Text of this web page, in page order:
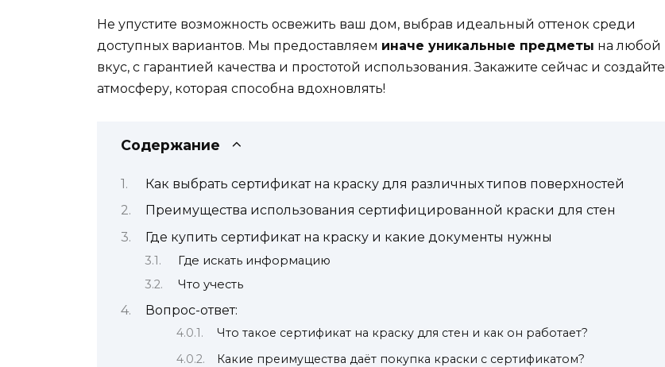
Не упустите возможность освежить ваш дом, выбрав идеальный оттенок среди
доступных вариантов. Мы предоставляем иначе уникальные предметы на любой
вкус, с гарантией качества и простотой использования. Закажите сейчас и создайте
атмосферу, которая способна вдохновлять!
Содержание
Как выбрать сертификат на краску для различных типов поверхностей
Преимущества использования сертифицированной краски для стен
Где купить сертификат на краску и какие документы нужны
Где искать информацию
Что учесть
Вопрос-ответ:
Что такое сертификат на краску для стен и как он работает?
Какие преимущества даёт покупка краски с сертификатом?